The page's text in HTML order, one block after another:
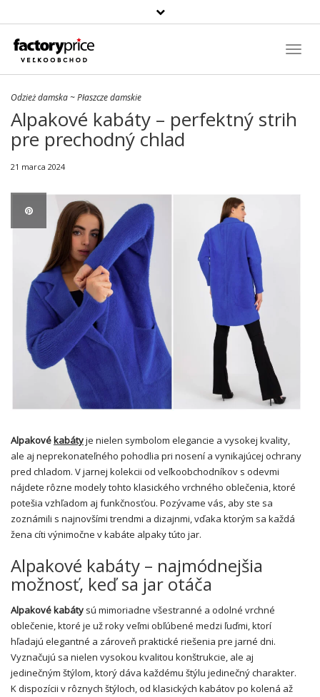
Szukaj
produktu
Odzież damska~Płaszcze damskie
Alpakové kabáty – perfektný strih
pre prechodný chlad
21 marca 2024
Alpakovékabátyje nielen symbolom elegancie a vysokej kvality,
ale aj neprekonateľného pohodlia pri nosení a vynikajúcej ochrany
pred chladom. V jarnej kolekcii od veľkoobchodníkov s odevmi
nájdete rôzne modely tohto klasického vrchného oblečenia, ktoré
potešia vzhľadom aj funkčnosťou. Pozývame vás, aby ste sa
zoznámili s najnovšími trendmi a dizajnmi, vďaka ktorým sa každá
žena cíti výnimočne v kabáte alpaky túto jar.
Alpakové kabáty – najmódnejšia
možnosť, keď sa jar otáča
Alpakové kabáty sú mimoriadne všestranné a odolné vrchné
oblečenie, ktoré je už roky veľmi obľúbené medzi ľuďmi, ktorí
hľadajú elegantné a zároveň praktické riešenia pre jarné dni.
Vyznačujú sa nielen vysokou kvalitou konštrukcie, ale aj
jedinečným štýlom, ktorý dáva každému štýlu jedinečný charakter.
K dispozícii v rôznych štýloch, od klasických kabátov po kolená až